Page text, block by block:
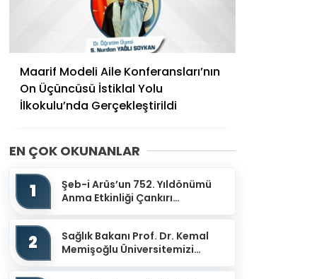
Maarif Modeli Aile Konferansları’nın
On Üçüncüsü İstiklal Yolu
İlkokulu’nda Gerçekleştirildi
EN ÇOK OKUNANLAR
1
Şeb-i Arûs’un 752. Yıldönümü
Anma Etkinliği Çankırı
2
Sağlık Bakanı Prof. Dr. Kemal
Memişoğlu Üniversitemizi